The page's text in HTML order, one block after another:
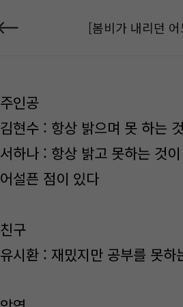
[봄비가 내리던
주인공
김현수 : 항상 밝으며 못 하는
서하나 : 항상 밝고 못하는 것
어설픈 점이 있다
친구
유시환 : 재밌지만 공부를 못